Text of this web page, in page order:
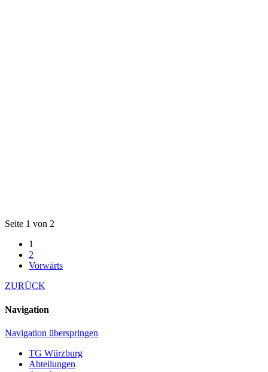
Seite 1 von 2
1
2
Vorwärts
ZURÜCK
Navigation
Navigation überspringen
TG Würzburg
Abteilungen